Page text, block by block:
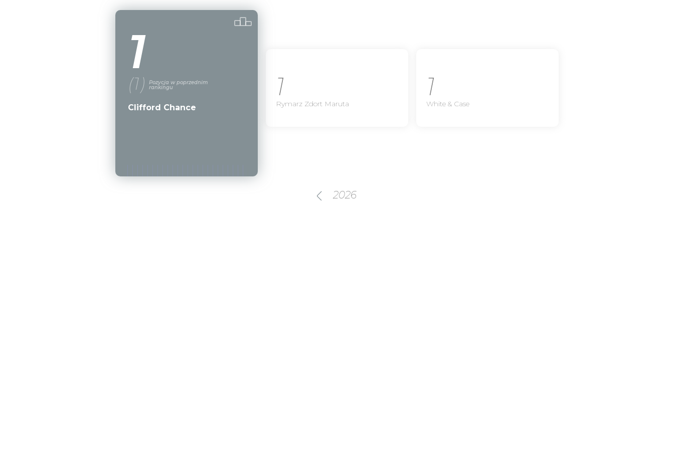
1
(1) Pozycja w poprzednim
rankingu
Clifford Chance
1
Rymarz Zdort Maruta
1
White & Case
2026